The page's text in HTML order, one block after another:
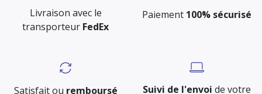
Livraison avec le
transporteur FedEx
Paiement 100% sécurisé
Satisfait ou remboursé Suivi de l'envoi de votre